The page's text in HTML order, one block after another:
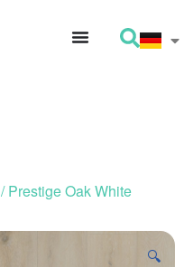
/ Prestige Oak White
🔍